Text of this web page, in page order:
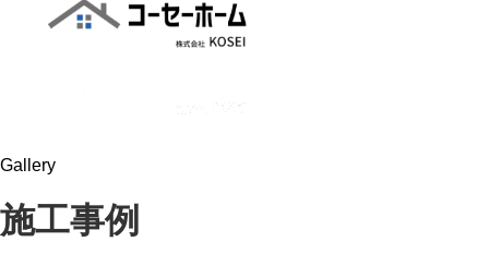
Gallery
施工事例